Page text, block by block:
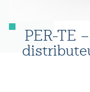
PER-TE